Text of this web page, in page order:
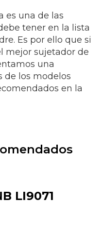
es una de las
tener en la lista
Es por ello que si
mejor sujetador de
una
de los modelos
en la
LI9071